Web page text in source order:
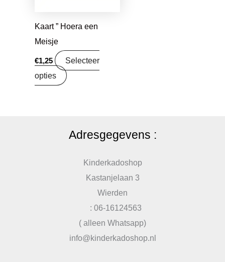
Kaart ” Hoera een
Meisje
€1,25
Selecteer
opties
Adresgegevens :
Kinderkadoshop
Kastanjelaan 3
Wierden
: 06-16124563
( alleen Whatsapp)
info@kinderkadoshop.nl